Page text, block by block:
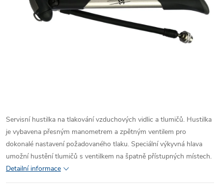
Servisní hustilka na tlakování vzduchových vidlic a tlumičů. Hustilka
je vybavena přesným manometrem a zpětným ventilem pro
dokonalé nastavení požadovaného tlaku. Speciální výkyvná hlava
umožní hustění tlumičů s ventilkem na špatně přístupných místech.
Detailní informace